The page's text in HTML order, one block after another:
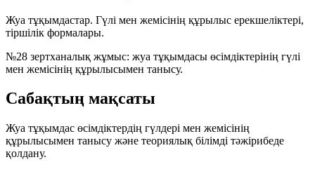
Жуа тұқымдастар. Гүлі мен жемісінің құрылыс ерекшеліктері,
тіршілік формалары.
№28 зертханалық жұмыс: жуа тұқымдасы өсімдіктерінің гүлі
мен жемісінің құрылысымен танысу.
Сабақтың мақсаты
Жуа тұқымдас өсімдіктердің гүлдері мен жемісінің
құрылысымен танысу және теориялық білімді тәжірибеде
қолдану.